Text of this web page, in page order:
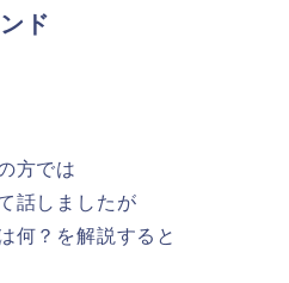
ド
方では
話しましたが
何？を解説すると